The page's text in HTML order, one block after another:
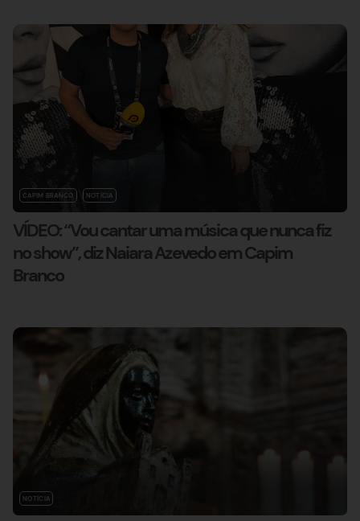
CAPIM BRANCO NOTÍCIA
VÍDEO: “Vou cantar uma música que nunca fiz
no show”, diz Naiara Azevedo em Capim
Branco
NOTÍCIA